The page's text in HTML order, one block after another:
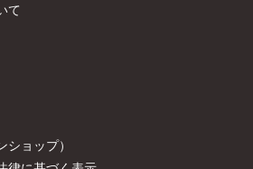
て
ョップ）